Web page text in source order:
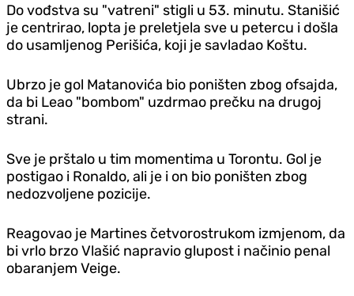
Do vođstva su "vatreni" stigli u 53. minutu. Stanišić
je centrirao, lopta je preletjela sve u petercu i došla
do usamljenog Perišića, koji je savladao Koštu.
Ubrzo je gol Matanovića bio poništen zbog ofsajda,
da bi Leao "bombom" uzdrmao prečku na drugoj
strani.
Sve je prštalo u tim momentima u Torontu. Gol je
postigao i Ronaldo, ali je i on bio poništen zbog
nedozvoljene pozicije.
Reagovao je Martines četvorostrukom izmjenom, da
bi vrlo brzo Vlašić napravio glupost i načinio penal
obaranjem Veige.